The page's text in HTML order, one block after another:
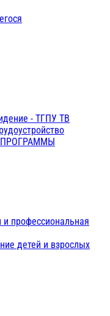
- ТГПУ ТВ
профессиональная
детей и взрослых